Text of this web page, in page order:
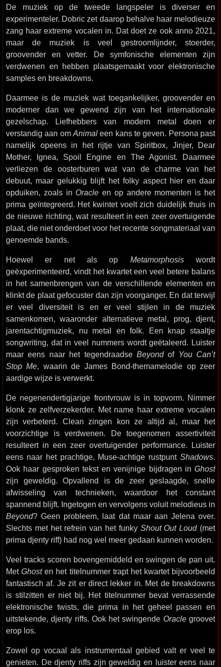
De muziek op de tweede langspeler is diverser en
experimenteler. Dobric zet daarop behalve haar melodieuze
zang haar extreme vocalen in. Dat doet ze ook anno 2021,
maar de muziek is veel gestroomlijnder, stoerder,
groovender en vetter. De symfonische elementen zijn
verdwenen en hebben plaatsgemaakt voor elektronische
samples en breakdowns.
Daarmee is de muziek wat toegankelijker, groovender en
moderner dan we gewend zijn van het internationale
gezelschap. Liefhebbers van modern metal doen er
verstandig aan om Animal een kans te geven. Persona past
namelijk opeens in het rijtje van Spiritbox, Jinjer, Dear
Mother, Ignea, Spoil Engine en The Agonist. Daarmee
verliezen de oosterburen wat van de charme van het
debuut, maar gelukkig blijft het folky aspect hier en daar
opduiken, zoals in Oracle en op andere momenten is het
prima geïntegreerd. Het kwintet voelt zich duidelijk thuis in
de nieuwe richting, wat resulteert in een zeer overtuigende
plaat, die niet onderdoet voor het recente songmateriaal van
genoemde bands.
Hoewel er net als op Metamorphosiswordt
geëxperimenteerd, vindt het kwartet een veel betere balans
in het samenbrengen van de verschillende elementen en
klinkt de plaat gefocuster dan zijn voorganger. En dat terwijl
er veel diversiteit is en er veel stijlen in de muziek
samenkomen, waaronder alternatieve metal, prog, djent,
jarentachtigmuziek, nu metal en folk. Een knap staaltje
songwriting, dat in veel nummers wordt geëtaleerd. Luister
maar eens naar het tegendraadse Beyondof You Can’t
Stop Me, waarin de James Bond-themamelodie op zeer
aardige wijze is verwerkt.
De negenendertigjarige frontvrouw is in topvorm. Nimmer
klonk ze zelfverzekerder. Met name haar extreme vocalen
zijn verbeterd. Clean zingen kon ze altijd al, maar het
voorzichtige is verdwenen. De toegenomen assertiviteit
resulteert in een zeer overtuigender performance. Luister
eens naar het prachtige, Muse-achtige rustpunt Shadows.
Ook haar gesproken tekst en venijnige bijdragen in Ghost
zijn geweldig. Opvallend is de zeer geslaagde, snelle
afwisseling van technieken, waardoor het constant
spannend blijft. Ingetogen en vervolgens voluit melodieus in
Beyond? Geen probleem, laat dat maar aan Jelena over.
Slechts met het refrein van het funky Shout Out Loud(met
prima djenty riff) had nog wel meer gedaan kunnen worden.
Veel tracks scoren bovengemiddeld en swingen de pan uit.
MetGhosten het titelnummer trapt het kwartet bijvoorbeeld
fantastisch af. Je zit er direct lekker in. Met de breakdowns
is stilzitten er niet bij. Het titelnummer bevat verrassende
elektronische twists, die prima in het geheel passen en
uitstekende, djenty riffs. Ook het swingende Oraclegroovet
erop los.
Zowel op vocaal als instrumentaal gebied valt er veel te
genieten. De djenty riffs zijn geweldig en luister eens naar